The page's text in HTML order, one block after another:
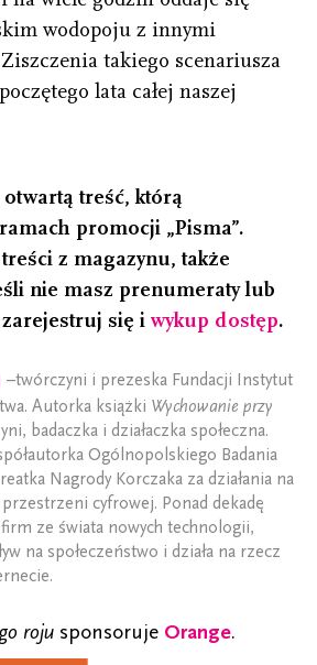
wodopoju z innymi
Ziszczenia takiego scenariusza
lata całej naszej
treść, którą
promocji „Pisma”.
z magazynu, także
nie masz prenumeraty lub
się i wykup dostęp.
–twórczyni i prezeska Fundacji Instytut
Autorka książki Wychowanie przy
badaczka i działaczka społeczna.
Ogólnopolskiego Badania
Nagrody Korczaka za działania na
cyfrowej. Ponad dekadę
firm ze świata nowych technologii,
na społeczeństwo i działa na rzecz
roju sponsoruje Orange.